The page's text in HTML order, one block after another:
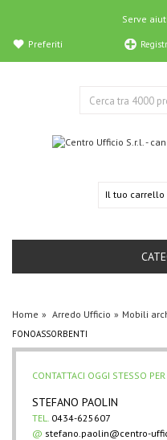
Serve
Preferiti
Il tuo carrello
Home Arredo Ufficio Mobili
FONOASSORBENTI
CONTATTACI OGGI STESSO
STEFANO PAOLIN
TEL.
0434-625607
@ stefano.paolin@centro-